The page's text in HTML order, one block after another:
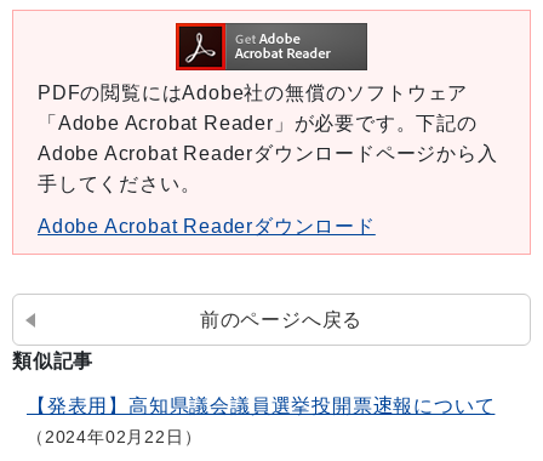
PDFの閲覧にはAdobe社の無償のソフトウェア
「Adobe Acrobat Reader」が必要です。下記の
Adobe Acrobat Readerダウンロードページから入
手してください。
Adobe Acrobat Readerダウンロード
前のページへ戻る
類似記事
【発表用】高知県議会議員選挙投開票速報について
2024年02月22日